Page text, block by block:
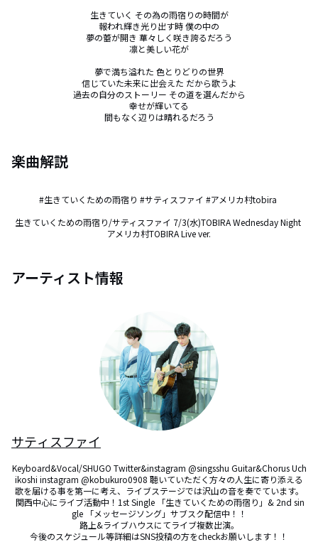
生きていく その為の雨宿りの時間が
報われ輝き光り出す時 僕の中の
夢の蕾が開き 華々しく咲き誇るだろう
凛と美しい花が
夢で満ち溢れた 色とりどりの世界
信じていた未来に出会えた だから歌うよ
過去の自分のストーリー その道を選んだから
幸せが輝いてる
間もなく辺りは晴れるだろう
楽曲解説
#生きていくための雨宿り #サティスファイ #アメリカ村tobira
生きていくための雨宿り/サティスファイ 7/3(水)TOBIRA Wednesday Night
アメリカ村TOBIRA Live ver.
アーティスト情報
サティスファイ
Keyboard&Vocal/SHUGO Twitter&instagram @singsshu Guitar&Chorus Uch
ikoshi instagram @kobukuro0908 聴いていただく方々の人生に寄り添える
歌を届ける事を第一に考え、ライブステージでは沢山の音を奏でています。
gle 「メッセージソング」サブスク配信中！！
路上&ライブハウスにてライブ複数出演。
今後のスケジュール等詳細はSNS投稿の方をcheckお願いします！！